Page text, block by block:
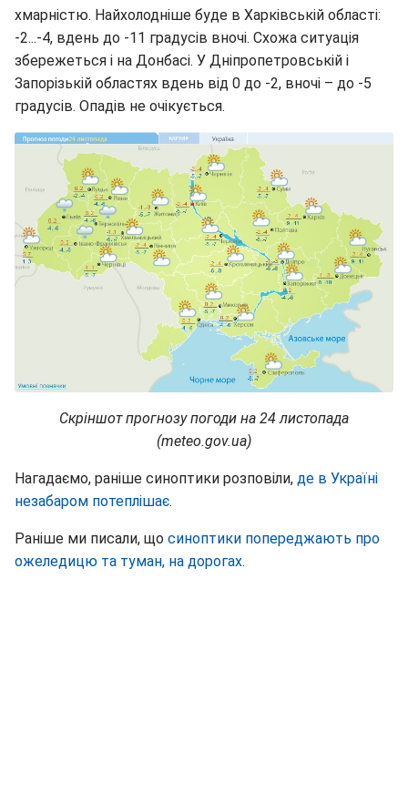
хмарністю. Найхолодніше буде в Харківській області:
-2...-4, вдень до -11 градусів вночі. Схожа ситуація
збережеться і на Донбасі. У Дніпропетровській і
Запорізькій областях вдень від 0 до -2, вночі – до -5
градусів. Опадів не очікується.
Скріншот прогнозу погоди на 24 листопада
(meteo.gov.ua)
Нагадаємо, раніше синоптики розповіли, де в Україні
незабаром потеплішає.
Раніше ми писали, що синоптики попереджають про
ожеледицю та туман, на дорогах.